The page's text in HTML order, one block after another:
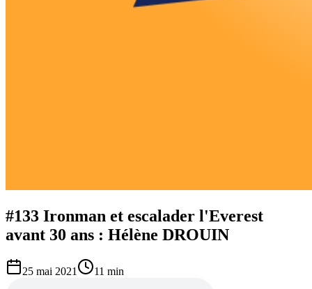
#133 Ironman et escalader l'Everest
avant 30 ans : Hélène DROUIN
25 mai 2021 11 min